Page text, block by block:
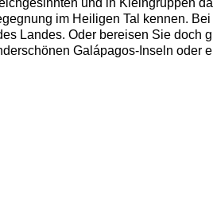
und in Kleingruppen
im Heiligen Tal kennen. Bei
Landes. Oder bereisen Sie doch
Galápagos-Inseln oder